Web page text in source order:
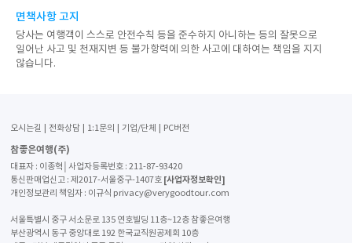
면책사항 고지
당사는 여행객이 스스로 안전수칙 등을 준수하지 아니하는 등의 잘못으로
일어난 사고 및 천재지변 등 불가항력에 의한 사고에 대하여는 책임을 지지
않습니다.
오시는길 전화상담 1:1문의 기업/단체 PC버전
참좋은여행(주)
대표자 : 이종혁│사업자등록번호 : 211-87-93420
통신판매업신고 : 제2017-서울중구-1407호 [사업자정보확인]
개인정보관리 책임자 : 이규식 privacy@verygoodtour.com
서울특별시 중구 서소문로 135 연호빌딩 11층~12층 참좋은여행
부산광역시 동구 중앙대로 192 한국교직원공제회 10층